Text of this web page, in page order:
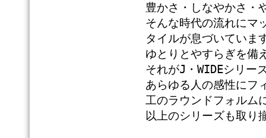
豊かさ・しなやかさ・
そんな時代の流れにマ
タイルが息づいていま
ゆとりとやすらぎを備
それがJ・WIDEシリー
あらゆる人の感性にフ
工のラウンドフォルム
以上のシリーズも取り